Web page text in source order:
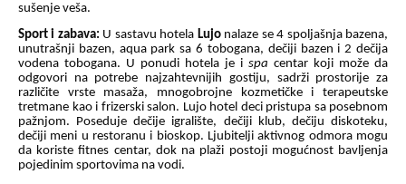
sušenje veša.
Sport i zabava: U sastavu hotela Lujonalaze se 4 spoljašnja bazena,
unutrašnji bazen, aqua park sa 6 tobogana, dečiji bazen i 2 dečija
vodena tobogana. U ponudi hotela je i spa centar koji može da
odgovori na potrebe najzahtevnijih gostiju, sadrži prostorije za
različite vrste masaža, mnogobrojne kozmetičke i terapeutske
tretmane kao i frizerski salon. Lujo hotel deci pristupa sa posebnom
pažnjom. Poseduje dečije igralište, dečiji klub, dečiju diskoteku,
dečiji meni u restoranu i bioskop. Ljubitelji aktivnog odmora mogu
da koriste fitnes centar, dok na plaži postoji mogućnost bavljenja
pojedinim sportovima na vodi.